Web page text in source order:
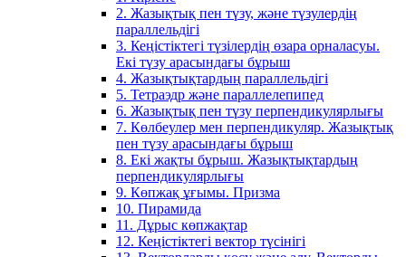
2. Жазықтық пен түзу, және түзулердің
параллельдігі
3. Кеңістіктегі түзілердің өзара орналасуы.
Екі түзу арасындағы бұрыш
4. Жазықтықтардың параллельдігі
5. Тетраэдр және параллелепипед
6. Жазықтық пен түзу перпендикулярлығы
7. Көлбеулер мен перпендикуляр. Жазықтық
пен түзу арасындағы бұрыш
8. Екі жақты бұрыш. Жазықтықтардың
перпендикулярлығы
9. Көпжақ ұғымы. Призма
10. Пирамида
11. Дұрыс көпжақтар
12. Кеңістіктегі вектор түсінігі